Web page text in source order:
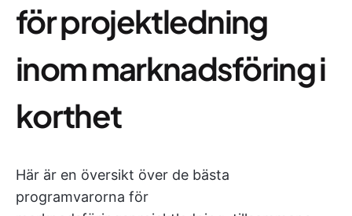
för projektledning
inom marknadsföring i
korthet
Här är en översikt över de bästa
programvarorna för